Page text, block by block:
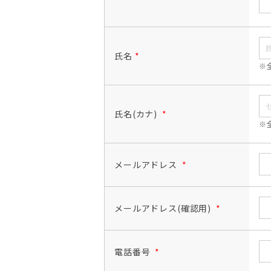
氏名 *
※
氏名(カナ) *
※
メールアドレス *
メールアドレス(確認用) *
電話番号 *